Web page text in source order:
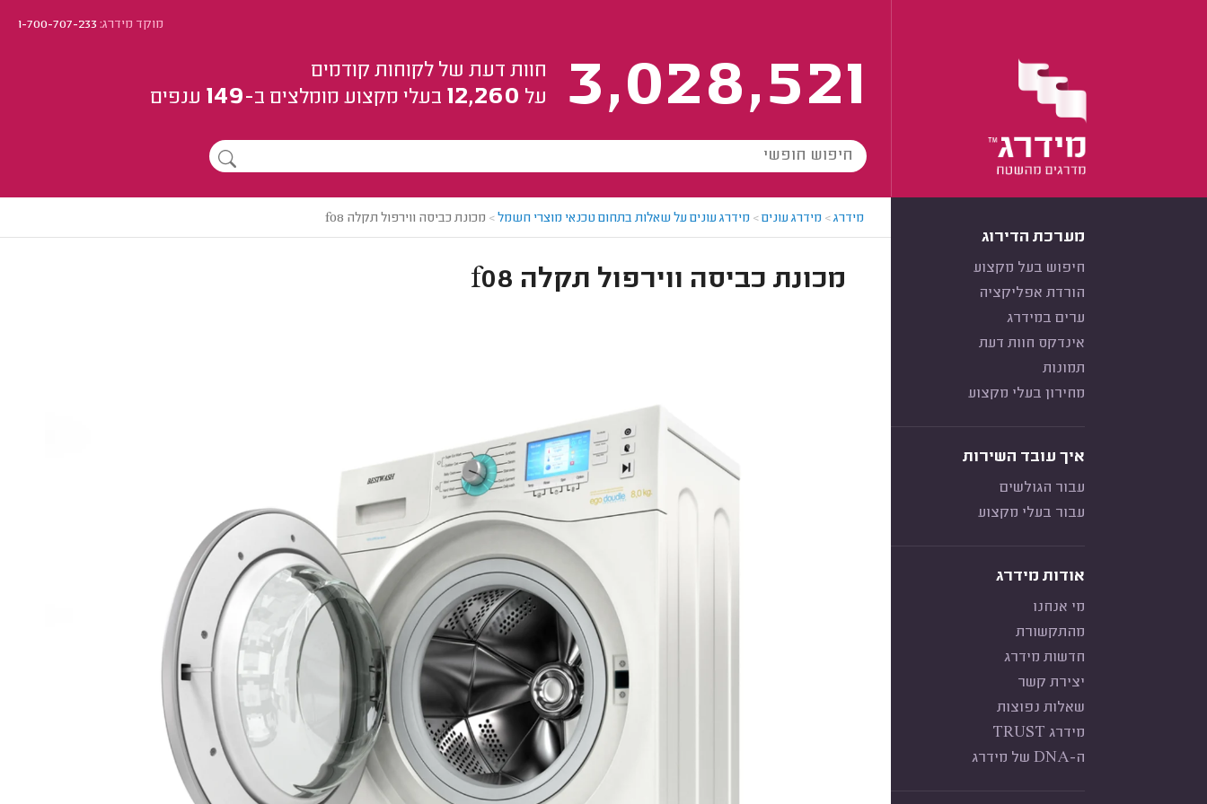
מוקד מידרג:1-700-707-233
3,028,521
חוות דעת של לקוחות קודמים
על 12,260 בעלי מקצוע מומלצים ב-149 ענפים
מערכת הדירוג
חיפוש בעל מקצוע
הורדת אפליקציה
ערים במידרג
אינדקס חוות דעת
תמונות
מחירון בעלי מקצוע
איך עובד השירות
עבור הגולשים
עבור בעלי מקצוע
אודות מידרג
מי אנחנו
מהתקשורת
חדשות מידרג
יצירת קשר
שאלות נפוצות
מידרג TRUST
ה-DNA של מידרג
מידרג> מידרג עונים> מידרג עונים על שאלות בתחום טכנאי מוצרי חשמל> מכונת כביסה ווירפול תקלה f08
מכונת כביסה ווירפול תקלה f08